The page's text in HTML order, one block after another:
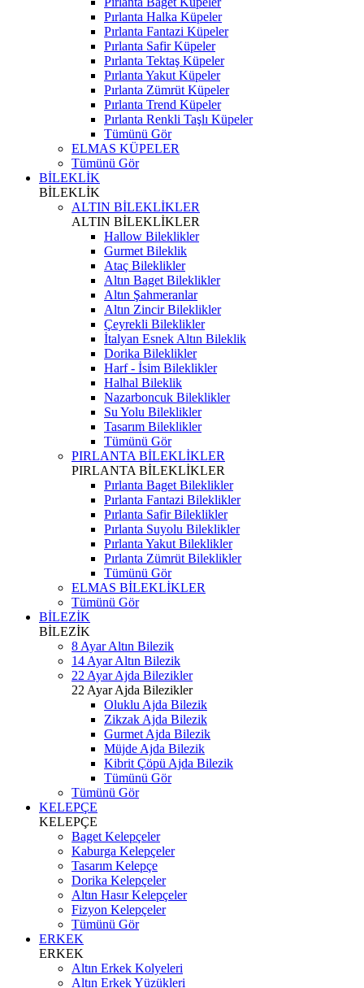
Pırlanta Halka Küpeler
Pırlanta Fantazi Küpeler
Pırlanta Safir Küpeler
Pırlanta Tektaş Küpeler
Pırlanta Yakut Küpeler
Pırlanta Zümrüt Küpeler
Pırlanta Trend Küpeler
Pırlanta Renkli Taşlı Küpeler
Tümünü Gör
ELMAS KÜPELER
Tümünü Gör
BİLEKLİK
BİLEKLİK
ALTIN BİLEKLİKLER
ALTIN BİLEKLİKLER
Hallow Bileklikler
Gurmet Bileklik
Ataç Bileklikler
Altın Baget Bileklikler
Altın Şahmeranlar
Altın Zincir Bileklikler
Çeyrekli Bileklikler
İtalyan Esnek Altın Bileklik
Dorika Bileklikler
Harf - İsim Bileklikler
Halhal Bileklik
Nazarboncuk Bileklikler
Su Yolu Bileklikler
Tasarım Bileklikler
Tümünü Gör
PIRLANTA BİLEKLİKLER
PIRLANTA BİLEKLİKLER
Pırlanta Baget Bileklikler
Pırlanta Fantazi Bileklikler
Pırlanta Safir Bileklikler
Pırlanta Suyolu Bileklikler
Pırlanta Yakut Bileklikler
Pırlanta Zümrüt Bileklikler
Tümünü Gör
ELMAS BİLEKLİKLER
Tümünü Gör
BİLEZİK
BİLEZİK
8 Ayar Altın Bilezik
14 Ayar Altın Bilezik
22 Ayar Ajda Bilezikler
22 Ayar Ajda Bilezikler
Oluklu Ajda Bilezik
Zikzak Ajda Bilezik
Gurmet Ajda Bilezik
Müjde Ajda Bilezik
Kibrit Çöpü Ajda Bilezik
Tümünü Gör
Tümünü Gör
KELEPÇE
KELEPÇE
Baget Kelepçeler
Kaburga Kelepçeler
Tasarım Kelepçe
Dorika Kelepçeler
Altın Hasır Kelepçeler
Fizyon Kelepçeler
Tümünü Gör
ERKEK
ERKEK
Altın Erkek Kolyeleri
Altın Erkek Yüzükleri